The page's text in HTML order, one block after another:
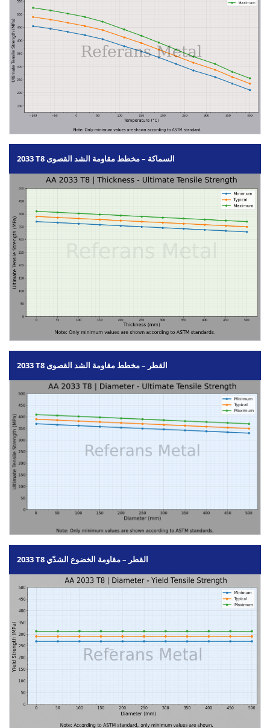
2033 T8 السماكة – مخطط مقاومة الشد القصوى
2033 T8 القطر – مخطط مقاومة الشد القصوى
2033 T8 القطر – مقاومة الخضوع الشدّي